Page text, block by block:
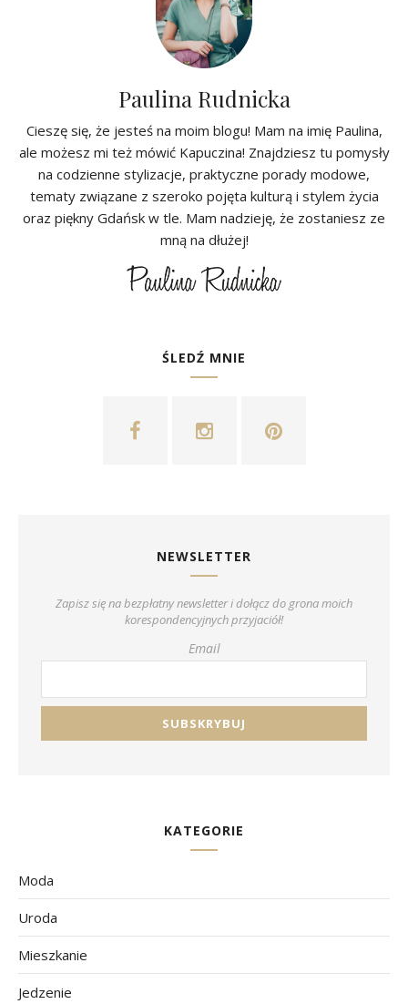
Paulina Rudnicka
Cieszę się, że jesteś na moim blogu! Mam na imię Paulina,
ale możesz mi też mówić Kapuczina! Znajdziesz tu pomysły
na codzienne stylizacje, praktyczne porady modowe,
tematy związane z szeroko pojęta kulturą i stylem życia
oraz piękny Gdańsk w tle. Mam nadzieję, że zostaniesz ze
mną na dłużej!
ŚLEDŹ MNIE
NEWSLETTER
Zapisz się na bezpłatny newsletter i dołącz do grona moich
korespondencyjnych przyjaciół!
Email
KATEGORIE
Moda
Uroda
Mieszkanie
Jedzenie